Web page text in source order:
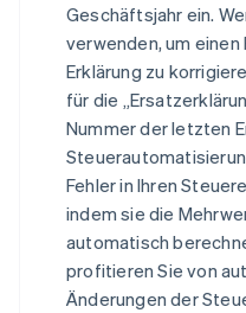
Geschäftsjahr ein.
verwenden, um einen
Erklärung zu
für die
Nummer der letzten
Fehler in Ihren
indem sie die
automatisch
profitieren Sie von
Änderungen der